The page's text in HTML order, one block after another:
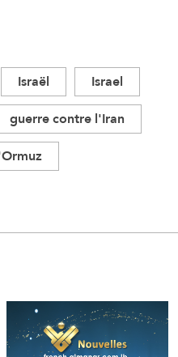
Israël
Israel
guerre contre l'Iran